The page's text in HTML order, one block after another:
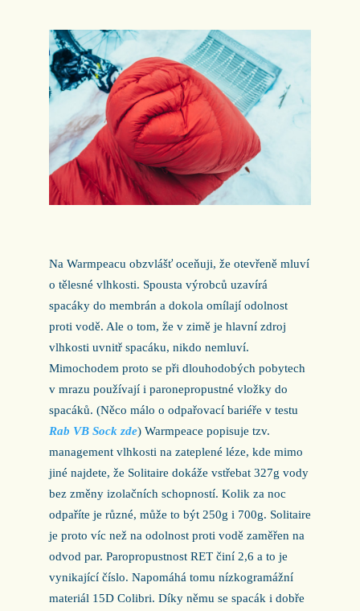
Na Warmpeacu obzvlášť oceňuji, že otevřeně mluví
o tělesné vlhkosti. Spousta výrobců uzavírá
spacáky do membrán a dokola omílají odolnost
proti vodě. Ale o tom, že v zimě je hlavní zdroj
vlhkosti uvnitř spacáku, nikdo nemluví.
Mimochodem proto se při dlouhodobých pobytech
v mrazu používají i paronepropustné vložky do
spacáků. (Něco málo o odpařovací bariéře v testu
Rab VB Sock zde) Warmpeace popisuje tzv.
management vlhkosti na zateplené léze, kde mimo
jiné najdete, že Solitaire dokáže vstřebat 327g vody
bez změny izolačních schopností. Kolik za noc
odpaříte je různé, může to být 250g i 700g. Solitaire
je proto víc než na odolnost proti vodě zaměřen na
odvod par. Paropropustnost RET činí 2,6 a to je
vynikající číslo. Napomáhá tomu nízkogramážní
materiál 15D Colibri. Díky němu se spacák i dobře